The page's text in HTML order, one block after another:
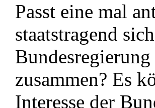
Passt eine mal
staatstragend
zusammen? Es
Interesse der